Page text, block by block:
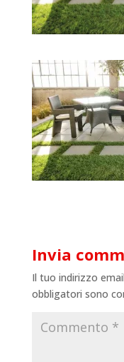
Invia
Il tuo indirizzo
obbligatori sono